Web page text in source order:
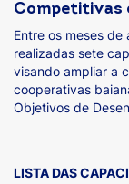
Competitivas
Entre os meses
realizadas sete
visando ampliar a
cooperativas
Objetivos de
LISTA DAS